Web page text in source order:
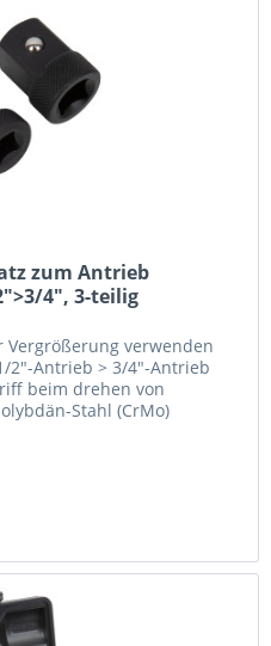
zum Antrieb
4", 3-teilig
verwenden
2"-Antrieb > 3/4"-Antrieb
beim drehen von
Stahl (CrMo)